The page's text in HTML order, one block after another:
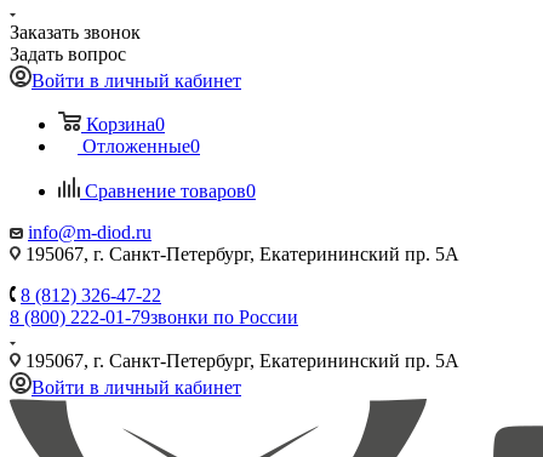
Заказать звонок
Задать вопрос
Войти в личный кабинет
Корзина0
Отложенные0
Сравнение товаров0
info@m-diod.ru
195067, г. Санкт-Петербург, Екатерининский пр. 5А
8 (812) 326-47-22
8 (800) 222-01-79звонки по России
195067, г. Санкт-Петербург, Екатерининский пр. 5А
Войти в личный кабинет